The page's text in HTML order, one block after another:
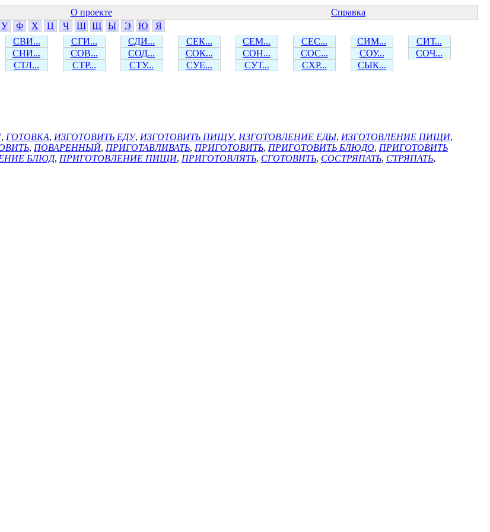
О проекте
Справка
У Ф Х Ц Ч Ш Щ Ы Э Ю
Я
СВИ... СГИ... СДИ... СЕК... СЕМ... СЕС... СИМ...
СИТ...
СНИ... СОВ... СОД... СОК... СОН... СОС... СОУ...
СОЧ...
СТЛ... СТР... СТУ... СУЕ... СУТ... СХР... СЫК...
, ГОТОВКА, ИЗГОТОВИТЬ ЕДУ, ИЗГОТОВИТЬ ПИЩУ, ИЗГОТОВЛЕНИЕ ЕДЫ, ИЗГОТОВЛЕНИЕ ПИЩИ,
, ПОВАРЕННЫЙ, ПРИГОТАВЛИВАТЬ, ПРИГОТОВИТЬ, ПРИГОТОВИТЬ БЛЮДО, ПРИГОТОВИТЬ
БЛЮД, ПРИГОТОВЛЕНИЕ ПИЩИ, ПРИГОТОВЛЯТЬ, СГОТОВИТЬ, СОСТРЯПАТЬ, СТРЯПАТЬ,